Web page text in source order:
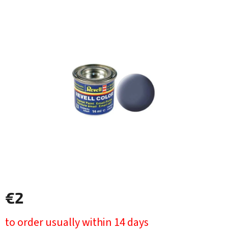
€2
price:
to order usually within 14 days